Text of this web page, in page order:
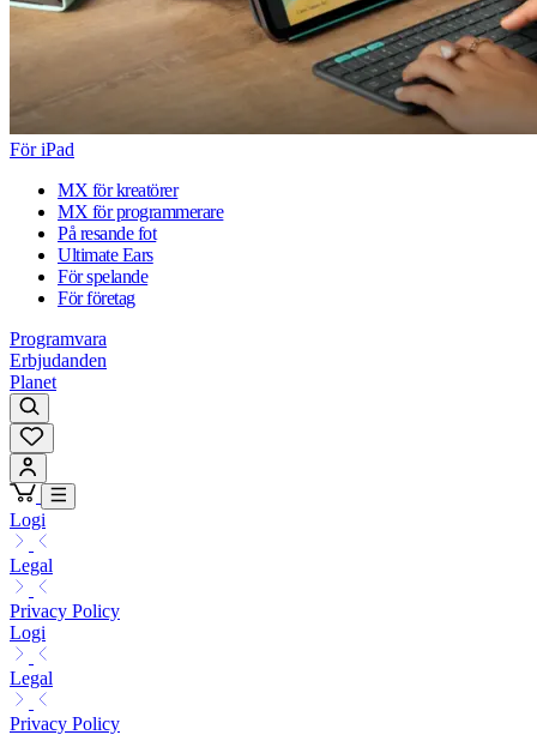
För iPad
MX för kreatörer
MX för programmerare
På resande fot
Ultimate Ears
För spelande
För företag
Programvara
Erbjudanden
Planet
Logi
Legal
Privacy Policy
Logi
Legal
Privacy Policy